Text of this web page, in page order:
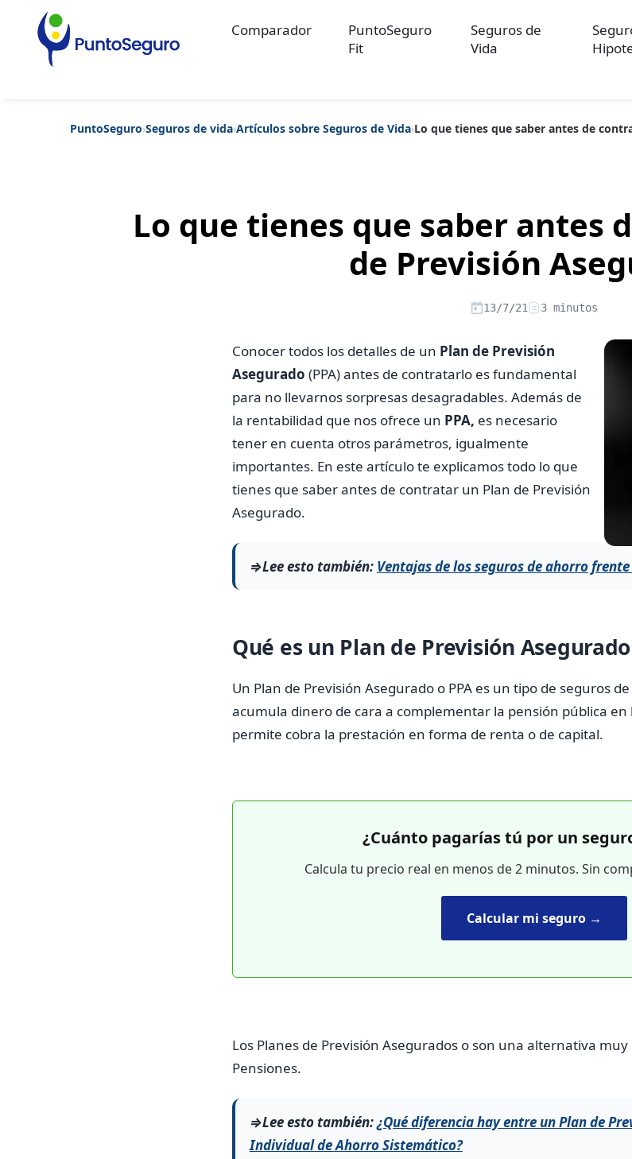
Comparador
PuntoSeguro
Fit
Seguros de
Vida
PuntoSeguro›Seguros de vida›Artículos sobre Seguros de Vida›Lo que tienes que saber antes de
Lo que tienes que saber antes
de Previsión
13/7/21 3 minutos
Conocer todos los detalles de un Plan de Previsión
Asegurado (PPA) antes de contratarlo es fundamental
para no llevarnos sorpresas desagradables. Además de
la rentabilidad que nos ofrece un PPA, es necesario
tener en cuenta otros parámetros, igualmente
importantes. En este artículo te explicamos todo lo que
tienes que saber antes de contratar un Plan de Previsión
Asegurado.
⇒Lee esto también: Ventajas de los seguros de ahorro
Qué es un Plan de Previsión Asegurado
Un Plan de Previsión Asegurado o PPA es un tipo de seguros
acumula dinero de cara a complementar la pensión pública en
permite cobra la prestación en forma de renta o de capital.
¿Cuánto pagarías tú por un
Calcula tu precio real en menos de 2 minutos. Sin
Calcular mi seguro →
Los Planes de Previsión Asegurados o son una alternativa
Pensiones.
⇒Lee esto también:¿Qué diferencia hay entre un Plan de
Individual de Ahorro Sistemático?